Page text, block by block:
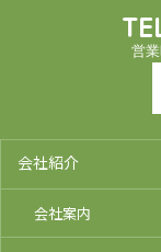
営
会社紹介
会社案内